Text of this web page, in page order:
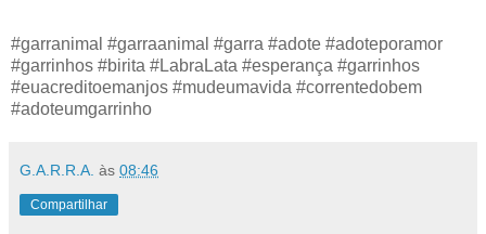
#garranimal #garraanimal #garra #adote #adoteporamor
#garrinhos #birita #LabraLata #esperança #garrinhos
#euacreditoemanjos #mudeumavida #correntedobem
#adoteumgarrinho
G.A.R.R.A. às 08:46
Compartilhar